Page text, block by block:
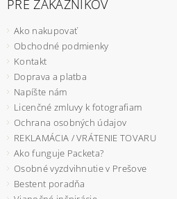
PRE ZÁKAZNÍKOV
Ako nakupovať
Obchodné podmienky
Kontakt
Doprava a platba
Napíšte nám
Licenčné zmluvy k fotografiam
Ochrana osobných údajov
REKLAMÁCIA / VRÁTENIE TOVARU
Ako funguje Packeta?
Osobné vyzdvihnutie v Prešove
Bestent poradňa